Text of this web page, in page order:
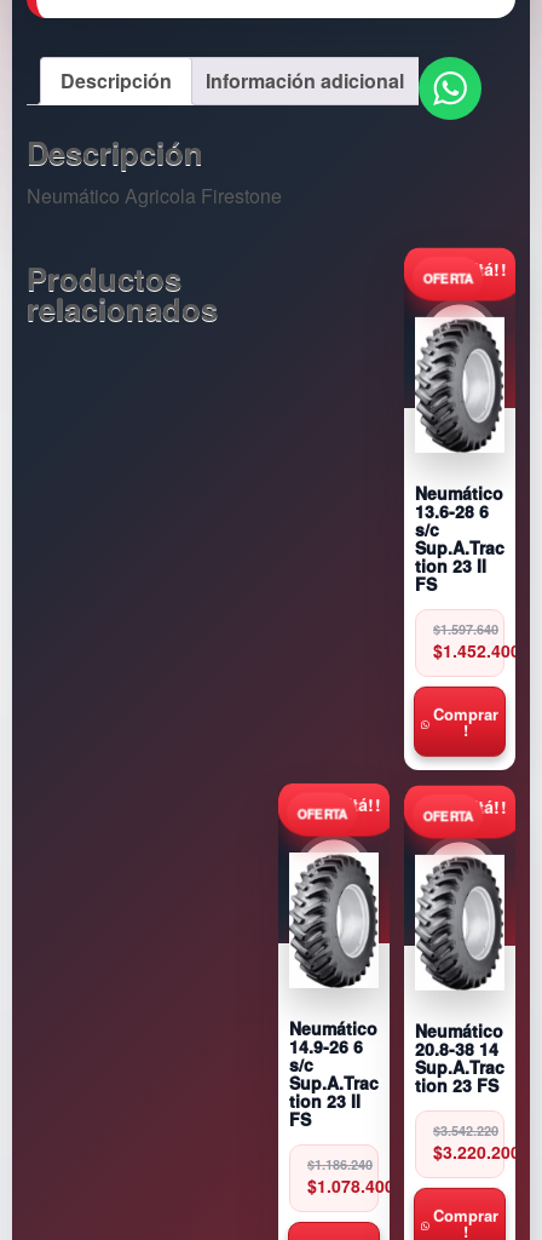
Descripción Información adicional
Descripción
Neumático Agricola Firestone
Productos
relacionados
Consultá!!
Neumático
13.6-28 6
s/c
Sup.A.Trac
tion 23 II
FS
$1.597.640
Original
price
was:
$1.597.640.
$1.452.400
Current
price
is:
$1.452.400.
Comprar
!
Consultá!!
Neumático
14.9-26 6
s/c
Sup.A.Trac
tion 23 II
FS
$1.186.240
Original
price
was:
$1.186.240.
$1.078.400
Current
price
is:
$1.078.400.
Consultá!!
Neumático
20.8-38 14
Sup.A.Trac
tion 23 FS
$3.542.220
Original
price
was:
$3.542.220.
$3.220.200
Current
price
is:
$3.220.200.
Comprar
!